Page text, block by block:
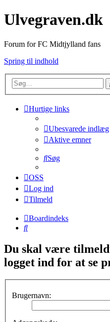
Ulvegraven.dk
Forum for FC Midtjylland fans
Spring til indhold
Hurtige links
Ubesvarede indlæg
Aktive emner
Søg
OSS
Log ind
Tilmeld
Boardindeks
Søg
Du skal være
logget ind for at se
Brugernavn: